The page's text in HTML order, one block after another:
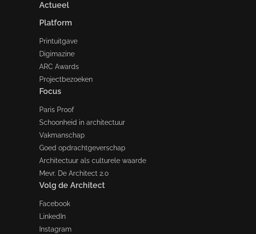
Actueel
Platform
Printuitgave
Digimazine
ARC Awards
Projectbezoeken
Focus
Paris Proof
Schoonheid in architectuur
Vakmanschap
Goed opdrachtgeverschap
Architectuur als culturele waarde
Mevr. De Architect 2.0
Volg de Architect
Facebook
LinkedIn
Instagram